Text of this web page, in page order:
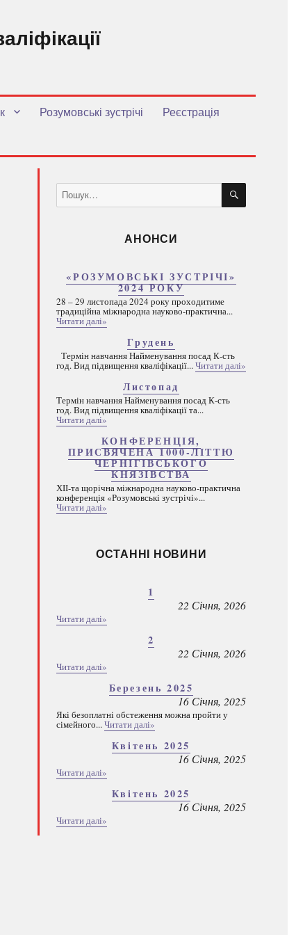
Розумовські зустрічі
Реєстрація
Пошук
за
ШУКАТИ
АНОНСИ
«РОЗУМОВСЬКІ ЗУСТРІЧІ»
2024 РОКУ
28 – 29 листопада 2024 року проходитиме
традиційна міжнародна науково-практична...
Читати далі»
Грудень
Термін навчання Найменування посад К-сть
год. Вид підвищення кваліфікації...Читати далі»
Листопад
Термін навчання Найменування посад К-сть
год. Вид підвищення кваліфікації та...
Читати далі»
КОНФЕРЕНЦІЯ,
ПРИСВЯЧЕНА 1000-ЛІТТЮ
ЧЕРНІГІВСЬКОГО
КНЯЗІВСТВА
ХІІ-та щорічна міжнародна науково-практична
конференція «Розумовські зустрічі»...
Читати далі»
ОСТАННІ НОВИНИ
1
22 Січня, 2026
Читати далі»
2
22 Січня, 2026
Читати далі»
Березень 2025
16 Січня, 2025
Які безоплатні обстеження можна пройти у
сімейного...Читати далі»
Квітень 2025
16 Січня, 2025
Читати далі»
Квітень 2025
16 Січня, 2025
Читати далі»